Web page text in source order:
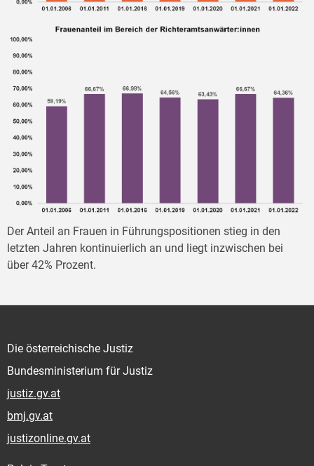
Der Anteil an Frauen in Führungspositionen stieg in den
letzten Jahren kontinuierlich an und liegt inzwischen bei
über 42% Prozent.
Die österreichische Justiz
Bundesministerium für Justiz
justiz.gv.at
bmj.gv.at
justizonline.gv.at